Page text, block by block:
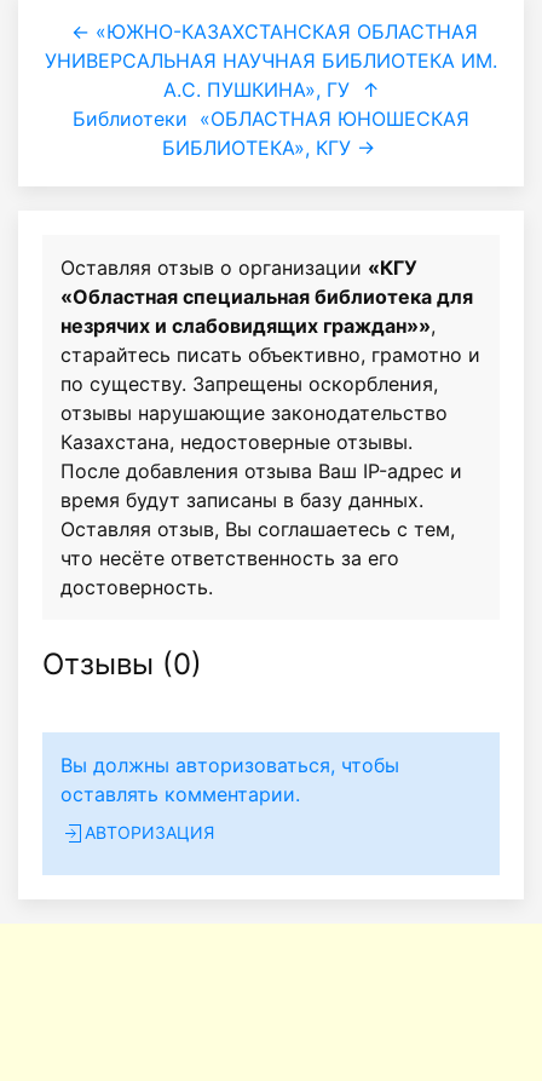
← «ЮЖНО-КАЗАХСТАНСКАЯ ОБЛАСТНАЯ
УНИВЕРСАЛЬНАЯ НАУЧНАЯ БИБЛИОТЕКА ИМ.
А.С. ПУШКИНА», ГУ
↑
Библиотеки «ОБЛАСТНАЯ ЮНОШЕСКАЯ
БИБЛИОТЕКА», КГУ →
Оставляя отзыв о организации «КГУ
«Областная специальная библиотека для
незрячих и слабовидящих граждан»»,
старайтесь писать объективно, грамотно и
по существу. Запрещены оскорбления,
отзывы нарушающие законодательство
Казахстана, недостоверные отзывы.
После добавления отзыва Ваш IP-адрес и
время будут записаны в базу данных.
Оставляя отзыв, Вы соглашаетесь с тем,
что несёте ответственность за его
достоверность.
Отзывы (0)
Вы должны авторизоваться, чтобы
оставлять комментарии.
АВТОРИЗАЦИЯ